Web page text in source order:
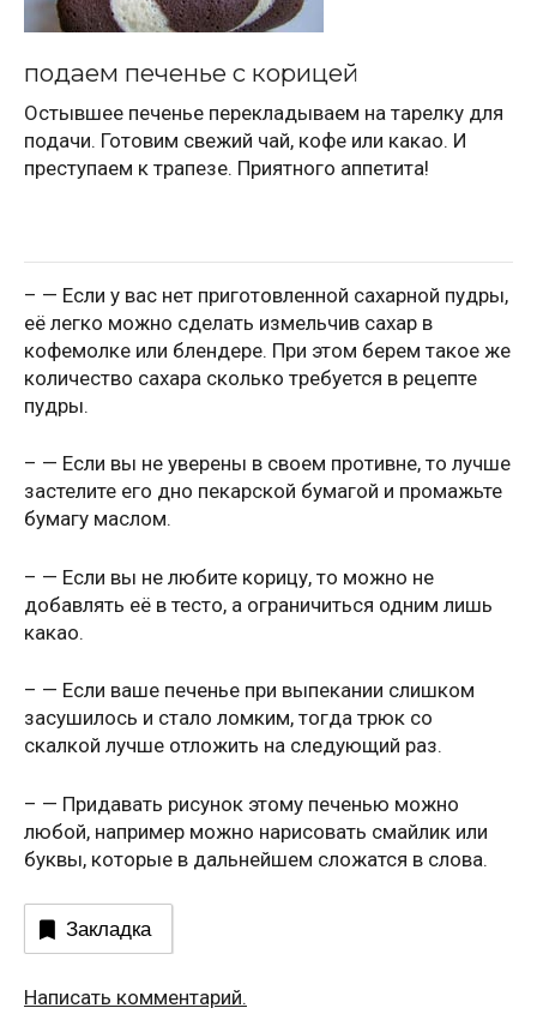
подаем печенье с корицей
Остывшее печенье перекладываем на тарелку для
подачи. Готовим свежий чай, кофе или какао. И
преступаем к трапезе. Приятного аппетита!
– — Если у вас нет приготовленной сахарной пудры,
её легко можно сделать измельчив сахар в
кофемолке или блендере. При этом берем такое же
количество сахара сколько требуется в рецепте
пудры.
– — Если вы не уверены в своем противне, то лучше
застелите его дно пекарской бумагой и промажьте
бумагу маслом.
– — Если вы не любите корицу, то можно не
добавлять её в тесто, а ограничиться одним лишь
какао.
– — Если ваше печенье при выпекании слишком
засушилось и стало ломким, тогда трюк со
скалкой лучше отложить на следующий раз.
– — Придавать рисунок этому печенью можно
любой, например можно нарисовать смайлик или
буквы, которые в дальнейшем сложатся в слова.
Закладка
Написать комментарий.